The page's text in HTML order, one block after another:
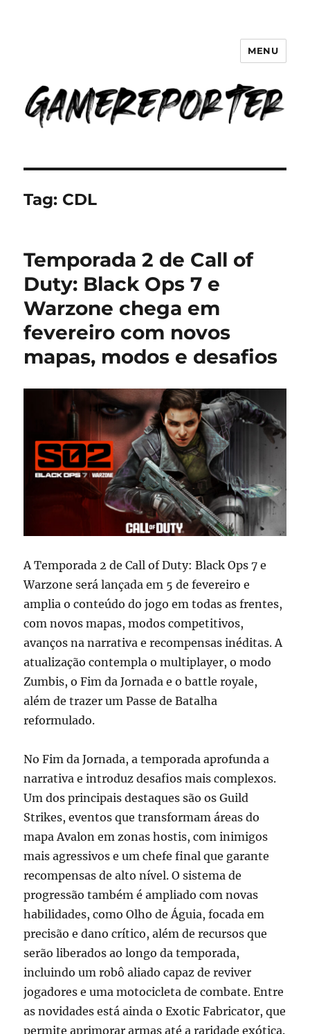
GameReporter | Cultura Gamer
MENU
Tag: CDL
Temporada 2 de Call of
Duty: Black Ops 7 e
Warzone chega em
fevereiro com novos
mapas, modos e desafios
A Temporada 2 de Call of Duty: Black Ops 7 e
Warzone será lançada em 5 de fevereiro e
amplia o conteúdo do jogo em todas as frentes,
com novos mapas, modos competitivos,
avanços na narrativa e recompensas inéditas. A
atualização contempla o multiplayer, o modo
Zumbis, o Fim da Jornada e o battle royale,
além de trazer um Passe de Batalha
reformulado.
No Fim da Jornada, a temporada aprofunda a
narrativa e introduz desafios mais complexos.
Um dos principais destaques são os Guild
Strikes, eventos que transformam áreas do
mapa Avalon em zonas hostis, com inimigos
mais agressivos e um chefe final que garante
recompensas de alto nível. O sistema de
progressão também é ampliado com novas
habilidades, como Olho de Águia, focada em
precisão e dano crítico, além de recursos que
serão liberados ao longo da temporada,
incluindo um robô aliado capaz de reviver
jogadores e uma motocicleta de combate. Entre
as novidades está ainda o Exotic Fabricator, que
permite aprimorar armas até a raridade exótica.